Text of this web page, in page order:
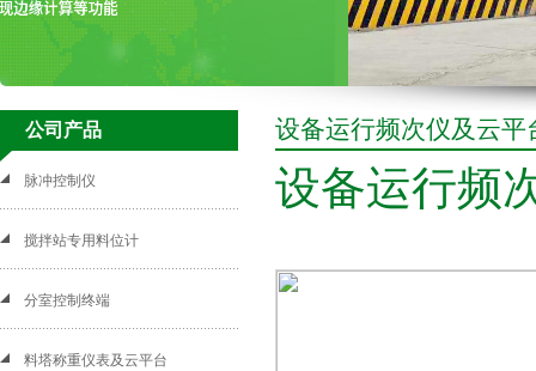
公司产品
脉冲控制仪
搅拌站专用料位计
分室控制终端
料塔称重仪表及云平台
设备运行频次仪及云平
设备运行频